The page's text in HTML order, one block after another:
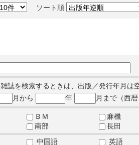
ソート順
誌を検索するときは、出版／発行年月は
月から 年 月まで（西暦
ＢＭ 麻機
南部 長田
中国語 英語